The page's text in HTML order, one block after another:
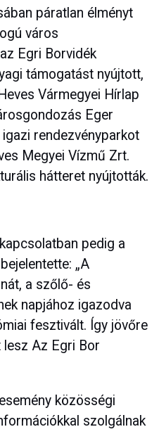
páratlan élményt
város
Egri Borvidék
támogatást nyújtott,
Vármegyei Hírlap
Eger
rendezvényparkot
Megyei Vízmű Zrt.
hátteret nyújtották.
pedig a
„A
a szőlő- és
napjához igazodva
fesztivált. Így jövőre
Az Egri Bor
közösségi
szolgálnak